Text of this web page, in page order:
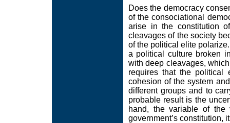
Does the democracy
of the consociational
arise in the constitution
cleavages of the society
of the political elite
a political culture broken
with deep cleavages,
requires that the
cohesion of the system
different groups and to
probable result is the
hand, the variable of the
government’s constitution,